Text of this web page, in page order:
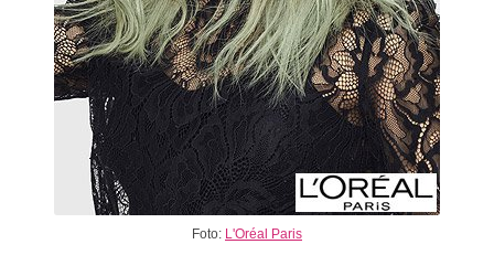
Foto: L'Oréal Paris